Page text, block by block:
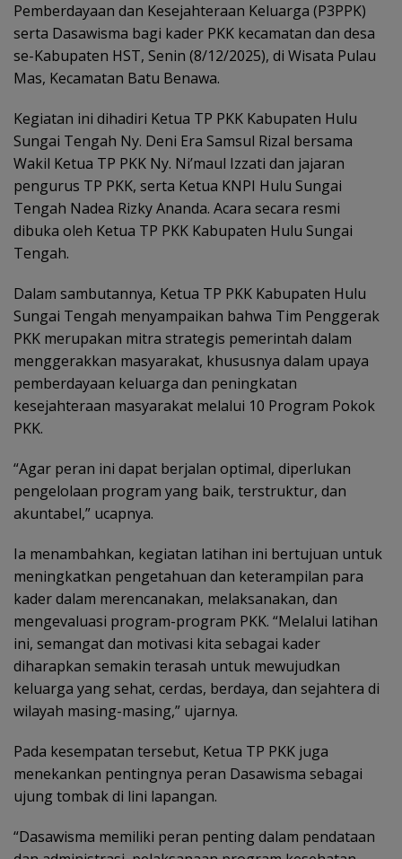
Pemberdayaan dan Kesejahteraan Keluarga (P3PPK)
serta Dasawisma bagi kader PKK kecamatan dan desa
se-Kabupaten HST, Senin (8/12/2025), di Wisata Pulau
Mas, Kecamatan Batu Benawa.
Kegiatan ini dihadiri Ketua TP PKK Kabupaten Hulu
Sungai Tengah Ny. Deni Era Samsul Rizal bersama
Wakil Ketua TP PKK Ny. Ni’maul Izzati dan jajaran
pengurus TP PKK, serta Ketua KNPI Hulu Sungai
Tengah Nadea Rizky Ananda. Acara secara resmi
dibuka oleh Ketua TP PKK Kabupaten Hulu Sungai
Tengah.
Dalam sambutannya, Ketua TP PKK Kabupaten Hulu
Sungai Tengah menyampaikan bahwa Tim Penggerak
PKK merupakan mitra strategis pemerintah dalam
menggerakkan masyarakat, khususnya dalam upaya
pemberdayaan keluarga dan peningkatan
kesejahteraan masyarakat melalui 10 Program Pokok
PKK.
“Agar peran ini dapat berjalan optimal, diperlukan
pengelolaan program yang baik, terstruktur, dan
akuntabel,” ucapnya.
Ia menambahkan, kegiatan latihan ini bertujuan untuk
meningkatkan pengetahuan dan keterampilan para
kader dalam merencanakan, melaksanakan, dan
mengevaluasi program-program PKK. “Melalui latihan
ini, semangat dan motivasi kita sebagai kader
diharapkan semakin terasah untuk mewujudkan
keluarga yang sehat, cerdas, berdaya, dan sejahtera di
wilayah masing-masing,” ujarnya.
Pada kesempatan tersebut, Ketua TP PKK juga
menekankan pentingnya peran Dasawisma sebagai
ujung tombak di lini lapangan.
“Dasawisma memiliki peran penting dalam pendataan